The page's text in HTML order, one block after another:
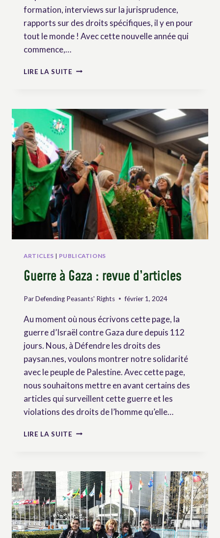
formation, interviews sur la jurisprudence,
rapports sur des droits spécifiques, il y en pour
tout le monde ! Avec cette nouvelle année qui
commence,…
LIRE LA SUITE DÉFENDRE
PAYSAN.NES
NEWSLETTER
ARTICLES | PUBLICATIONS
Guerre à Gaza : revue d’articles
ParDefending Peasants' Rights février 1, 2024
Au moment où nous écrivons cette page, la
guerre d’Israël contre Gaza dure depuis 112
jours. Nous, à Défendre les droits des
paysan.nes, voulons montrer notre solidarité
avec le peuple de Palestine. Avec cette page,
nous souhaitons mettre en avant certains des
articles qui surveillent cette guerre et les
violations des droits de l’homme qu’elle…
LIRE LA SUITE GUERRE
REVUE
D’ARTICLES